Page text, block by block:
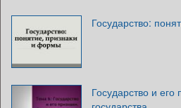
Государство:
Государство и